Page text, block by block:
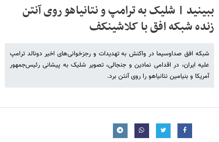
ببینید | شلیک به ترامپ و نتانیاهو روی آنتن
زنده شبکه افق با کلاشینکف
شبکه افق صداوسیما در واکنش به تهدیدات و رجزخوانی‌های اخیر دونالد ترامپ
علیه ایران، در اقدامی نمادین و جنجالی، تصویر شلیک به پیشانی رئیس‌جمهور
آمریکا و بنیامین نتانیاهو را روی آنتن برد.